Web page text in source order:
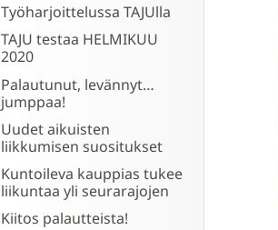
Työharjoittelussa TAJUlla
TAJU testaa HELMIKUU
2020
Palautunut, levännyt…
jumppaa!
Uudet aikuisten
liikkumisen suositukset
Kuntoileva kauppias tukee
liikuntaa yli seurarajojen
Kiitos palautteista!